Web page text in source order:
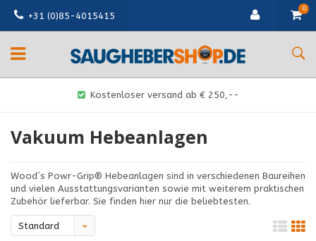
+31 (0)85-4015415
0
Kostenloser versand ab € 250,--
Vakuum Hebeanlagen
Wood´s Powr-Grip® Hebeanlagen sind in verschiedenen Baureihen
und vielen Ausstattungsvarianten sowie mit weiterem praktischen
Zubehör lieferbar. Sie finden hier nur die beliebtesten.
Standard